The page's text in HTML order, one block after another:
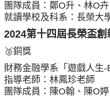
團隊成員：鄭O升、林O
就讀學校及科系：長榮大
2024第十四屆長榮盃
🥉銅獎
財務金融學系「遊戲人生-
指導老師：林鳳珍老師
團隊成員：陳O翰、陳O